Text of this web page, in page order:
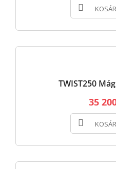
TWIST250
35